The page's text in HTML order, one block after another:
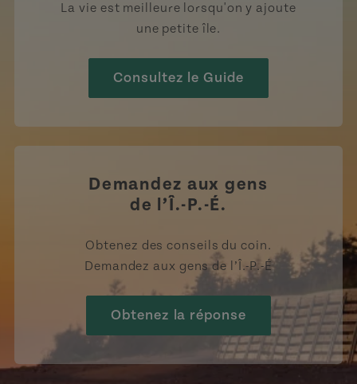
La vie est meilleure lorsqu'on y ajoute
une petite île.
Consultez le Guide
Demandez aux gens
de l’Î.-P.-É.
Obtenez des conseils du coin.
Demandez aux gens de l’Î.-P.-É
Obtenez la réponse